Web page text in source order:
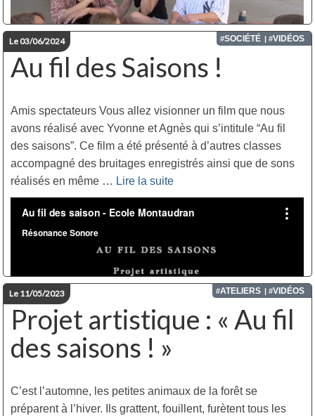
Le 03/06/2024 #SOCIÉTÉ | #VIDÉOS
Au fil des Saisons !
Amis spectateurs Vous allez visionner un film que nous
avons réalisé avec Yvonne et Agnès qui s’intitule “Au fil
des saisons”. Ce film a été présenté à d’autres classes
accompagné des bruitages enregistrés ainsi que de sons
réalisés en même … Lire la suite­­
Le 11/05/2023 #ATELIERS | #VIDÉOS
Projet artistique : « Au fil
des saisons ! »
C’est l’automne, les petites animaux de la forêt se
préparent à l’hiver. Ils grattent, fouillent, furètent tous les